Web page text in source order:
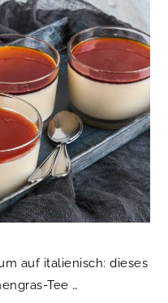
auf italienisch: dieses
Tee …